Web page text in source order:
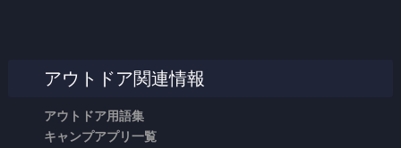
アウトドア関連情報
アウトドア用語集
キャンプアプリ一覧